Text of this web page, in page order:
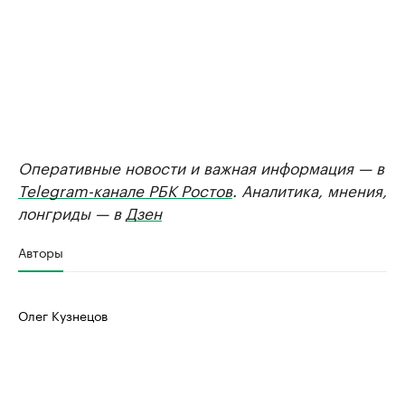
Оперативные новости и важная информация — в
Telegram-канале РБК Ростов. Аналитика, мнения,
лонгриды — в Дзен
Авторы
Олег Кузнецов